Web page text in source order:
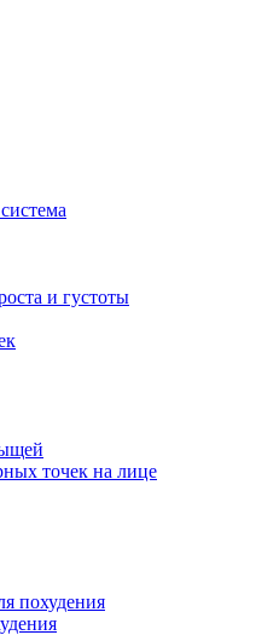
и густоты
точек на лице
похудения